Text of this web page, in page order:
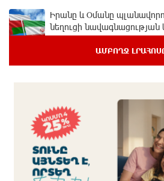
Իրանը և Օմանը
նեղուցի նավագնացության
Վթար Լոռու մարզում․
դուրս են բերել
ԱՄԲՈՂՋ